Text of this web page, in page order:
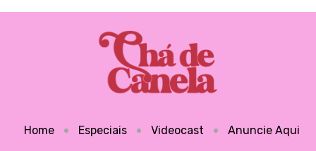
Home Especiais Videocast Anuncie Aqui